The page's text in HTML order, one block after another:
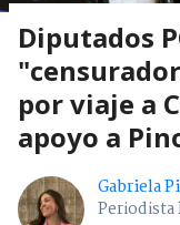
Diputados
por viaje a
apoyo a
Gabriela
Periodista